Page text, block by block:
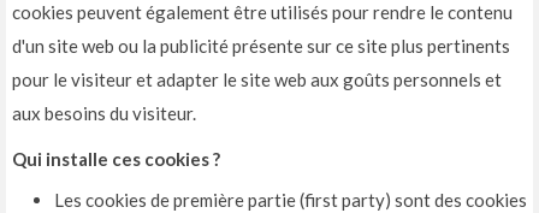
cookies peuvent également être utilisés pour rendre le contenu
d'un site web ou la publicité présente sur ce site plus pertinents
pour le visiteur et adapter le site web aux goûts personnels et
aux besoins du visiteur.
Qui installe ces cookies ?
Les cookies de première partie (first party) sont des cookies